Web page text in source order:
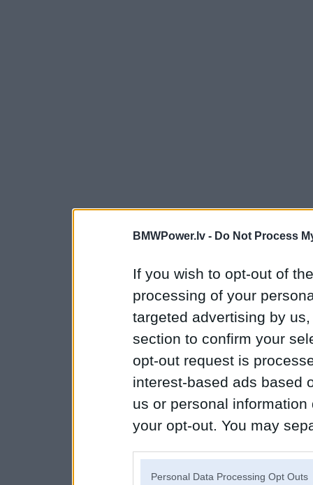
BMWPower.lv - Do Not Process
If you wish to opt-out of
processing of your
targeted advertising by
section to confirm your
opt-out request is
interest-based ads based
us or personal
your opt-out. You may
Personal Data Processing Opt Outs